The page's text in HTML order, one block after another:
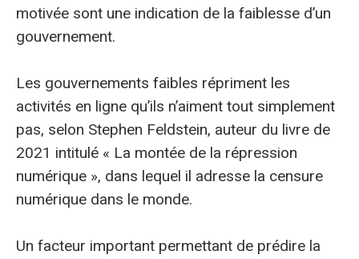
motivée sont une indication de la faiblesse d’un
gouvernement.
Les gouvernements faibles répriment les
activités en ligne qu’ils n’aiment tout simplement
pas, selon Stephen Feldstein, auteur du livre de
2021 intitulé « La montée de la répression
numérique », dans lequel il adresse la censure
numérique dans le monde.
Un facteur important permettant de prédire la